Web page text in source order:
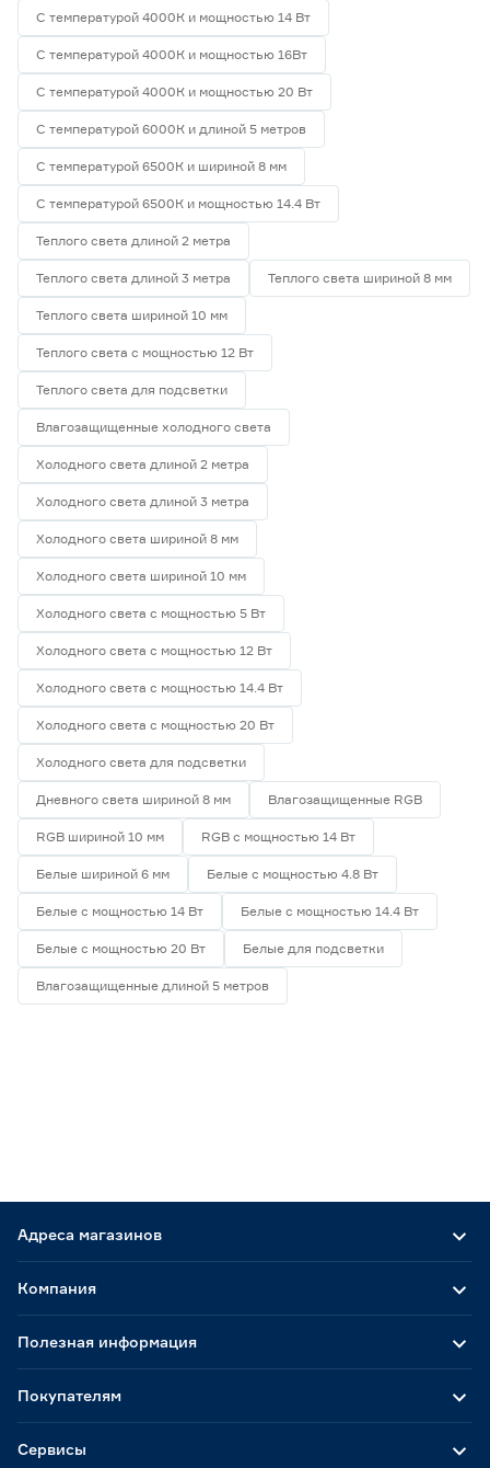
С температурой 4000К и мощностью 14 Вт
С температурой 4000К и мощностью 16Вт
С температурой 4000К и мощностью 20 Вт
С температурой 6000К и длиной 5 метров
С температурой 6500К и шириной 8 мм
С температурой 6500К и мощностью 14.4 Вт
Теплого света длиной 2 метра
Теплого света длиной 3 метра Теплого света шириной 8 мм
Теплого света шириной 10 мм
Теплого света с мощностью 12 Вт
Теплого света для подсветки
Влагозащищенные холодного света
Холодного света длиной 2 метра
Холодного света длиной 3 метра
Холодного света шириной 8 мм
Холодного света шириной 10 мм
Холодного света с мощностью 5 Вт
Холодного света с мощностью 12 Вт
Холодного света с мощностью 14.4 Вт
Холодного света с мощностью 20 Вт
Холодного света для подсветки
Дневного света шириной 8 мм Влагозащищенные RGB
RGB шириной 10 мм RGB с мощностью 14 Вт
Белые шириной 6 мм Белые с мощностью 4.8 Вт
Белые с мощностью 14 Вт Белые с мощностью 14.4 Вт
Белые с мощностью 20 Вт Белые для подсветки
Влагозащищенные длиной 5 метров
Адреса магазинов
Компания
Полезная информация
Покупателям
Сервисы